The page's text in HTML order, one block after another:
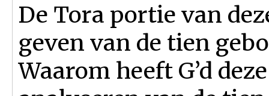
De Tora portie van
geven van de tien
Waarom heeft G’d